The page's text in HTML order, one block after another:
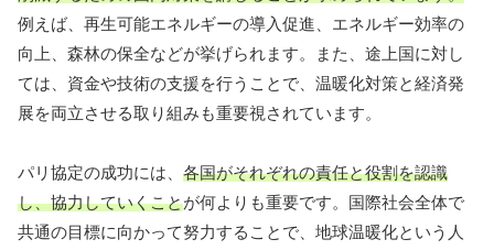
例えば、再生可能エネルギーの導入促進、エネルギー効率の
向上、森林の保全などが挙げられます。また、途上国に対し
ては、資金や技術の支援を行うことで、温暖化対策と経済発
展を両立させる取り組みも重要視されています。
パリ協定の成功には、 各国がそれぞれの責任と役割を認識
し、協力していくことが何よりも重要です。国際社会全体で
共通の目標に向かって努力することで、地球温暖化という人